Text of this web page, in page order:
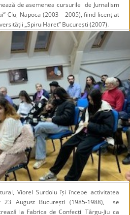
de asemenea cursurile de Jurnalism
Cluj-Napoca (2003 – 2005), fiind licențiat
„Spiru Haret” București (2007).
Viorel Surdoiu își începe activitatea
23 August București (1985-1988), se
la Fabrica de Confecții Târgu-Jiu ca